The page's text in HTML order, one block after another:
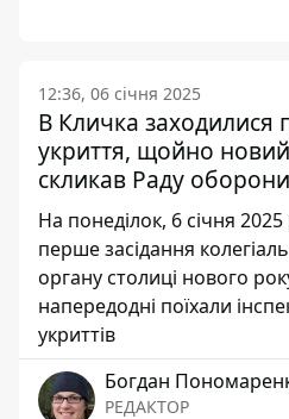
12:36, 06 січня 2025
В Кличка заходилися
укриття, щойно
скликав Раду оборони
На понеділок, 6 січня
перше засідання
органу столиці нового
напередодні поїхали
укриттів
Богдан
РЕДАКТОР